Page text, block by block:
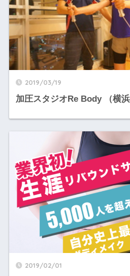
2019/03/19
加圧スタジオRe Body （横
2019/02/01